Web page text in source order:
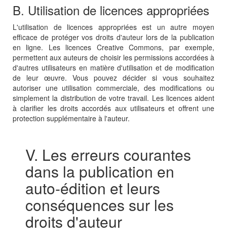
B. Utilisation de licences appropriées
L'utilisation de licences appropriées est un autre moyen
efficace de protéger vos droits d'auteur lors de la publication
en ligne. Les licences Creative Commons, par exemple,
permettent aux auteurs de choisir les permissions accordées à
d'autres utilisateurs en matière d'utilisation et de modification
de leur œuvre. Vous pouvez décider si vous souhaitez
autoriser une utilisation commerciale, des modifications ou
simplement la distribution de votre travail. Les licences aident
à clarifier les droits accordés aux utilisateurs et offrent une
protection supplémentaire à l'auteur.
V. Les erreurs courantes
dans la publication en
auto-édition et leurs
conséquences sur les
droits d'auteur